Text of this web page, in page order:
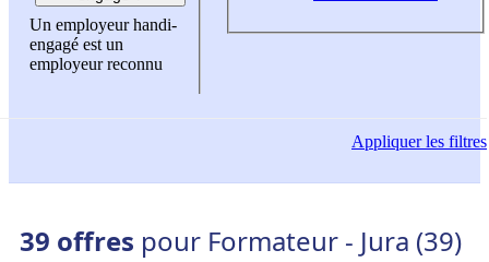
Un employeur handi-
engagé est un
employeur reconnu
Appliquerles filtres
39 offres pour Formateur - Jura (39)